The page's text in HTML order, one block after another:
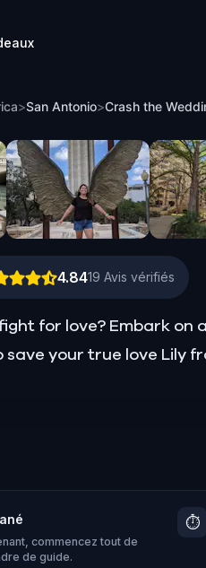
Save Lily in Romantic
>San Antonio>Crash the
4.8419 Avis vérifiés
for love? Embark on
save your true love Lily
most notable spots!
Garden, learn
commencez tout de
de guide.
⏱️